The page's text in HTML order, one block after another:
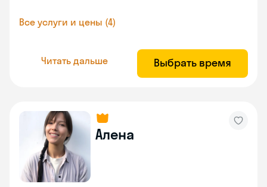
Все услуги и цены (4)
Читать дальше Выбрать время
Алена